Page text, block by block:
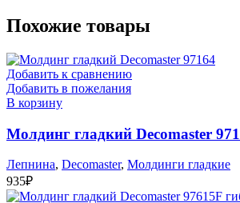
Похожие товары
Добавить к сравнению
Добавить в пожелания
В корзину
Молдинг гладкий Decomaster
Лепнина, Decomaster, Молдинги гладкие
935₽